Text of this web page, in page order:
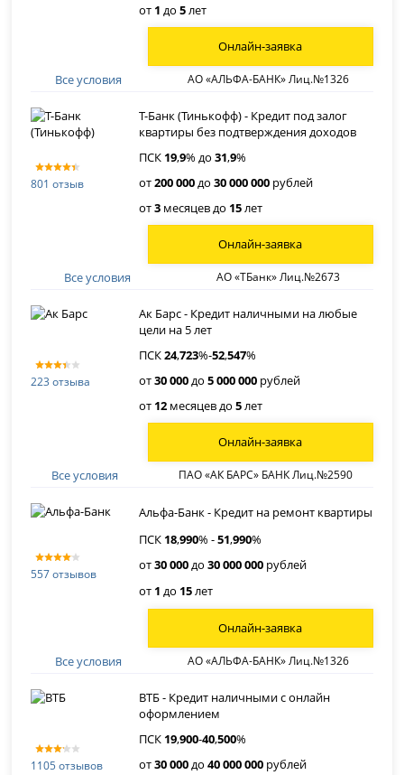
от 1 до5лет
Все условия АО «АЛЬФА-БАНК» Лиц.№1326
Онлайн-заявка
801 отзыв
Т-Банк (Тинькофф) - Кредит под залог
квартиры без подтверждения доходов
ПСК 19,9% до31,9%
от200 000до30 000 000 рублей
от3 месяцев до 15лет
Все условия АО «ТБанк» Лиц.№2673
Онлайн-заявка
223 отзыва
Ак Барс - Кредит наличными на любые
цели на 5 лет
ПСК24,723%-52,547%
от30 000до5 000 000 рублей
от 12 месяцев до5лет
Все условия ПАО «АК БАРС» БАНК Лиц.№2590
Онлайн-заявка
557 отзывов
Альфа-Банк - Кредит на ремонт квартиры
ПСК 18,990% -51,990%
от30 000до30 000 000 рублей
от 1 до 15лет
Все условия АО «АЛЬФА-БАНК» Лиц.№1326
Онлайн-заявка
1105 отзывов
ВТБ - Кредит наличными с онлайн
оформлением
ПСК 19,900-40,500%
от30 000до40 000 000 рублей